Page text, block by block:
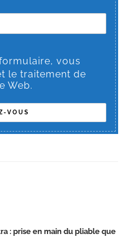
vous
le traitement de
Web.
: prise en main du pliable que